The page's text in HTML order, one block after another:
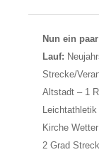
Nun ein
Lauf:
Strecke/
Altstadt – 1
Kirche
2 Grad